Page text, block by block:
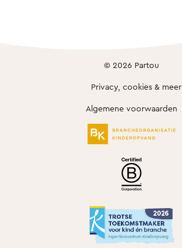
© 2026 Partou
Privacy, cookies & meer
Algemene voorwaarden